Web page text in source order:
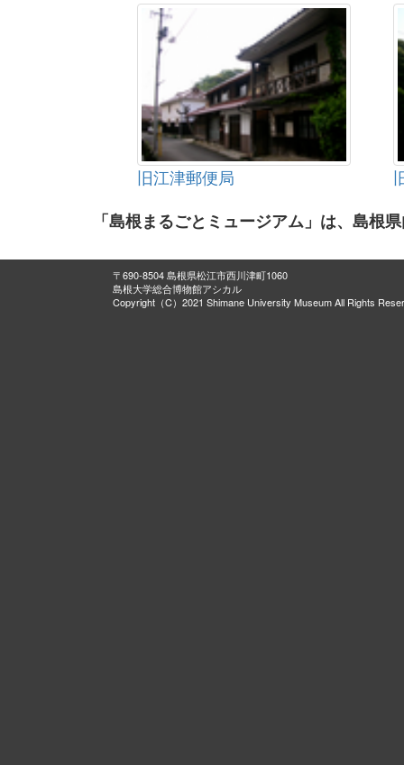
旧江津郵便局
「島根まるごとミュージアム」は、島根
〒690-8504 島根県松江市西川津町1060
島根大学総合博物館アシカル
Copyright（C）2021 Shimane University Museum All Rights